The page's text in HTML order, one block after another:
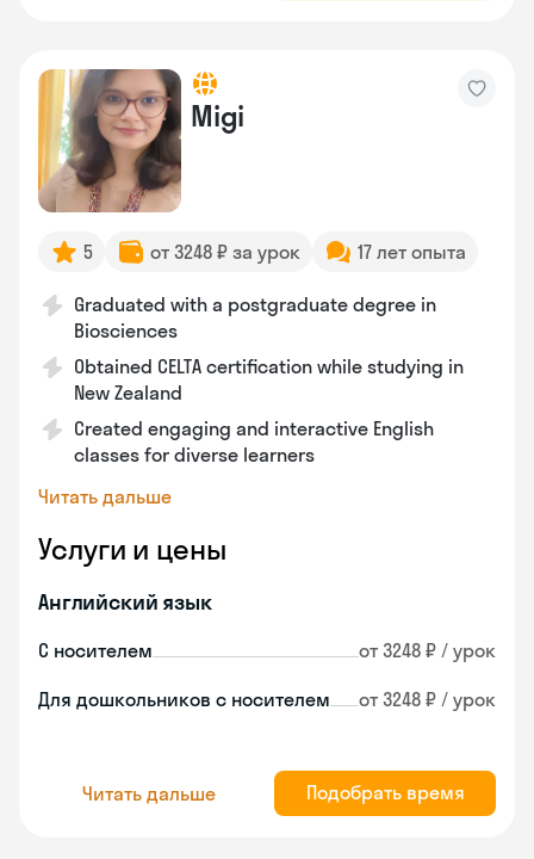
Migi
5 от 3248 ₽ за урок 17 лет опыта
Graduated with a postgraduate degree in
Biosciences
Obtained CELTA certification while studying in
New Zealand
Created engaging and interactive English
classes for diverse learners
Читать дальше
Услуги и цены
Английский язык
С носителем от 3248 ₽ / урок
Для дошкольников с носителем от 3248 ₽ / урок
Читать дальше Подобрать время